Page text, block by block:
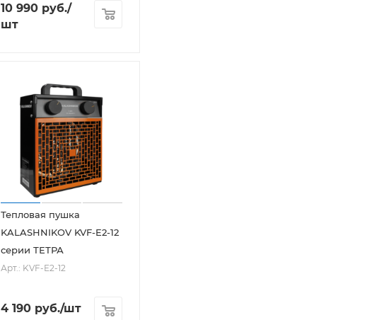
10 990 руб./
шт
Тепловая пушка
KALASHNIKOV KVF-E2-12
серии ТЕТРА
Арт.: KVF-E2-12
4 190 руб./шт